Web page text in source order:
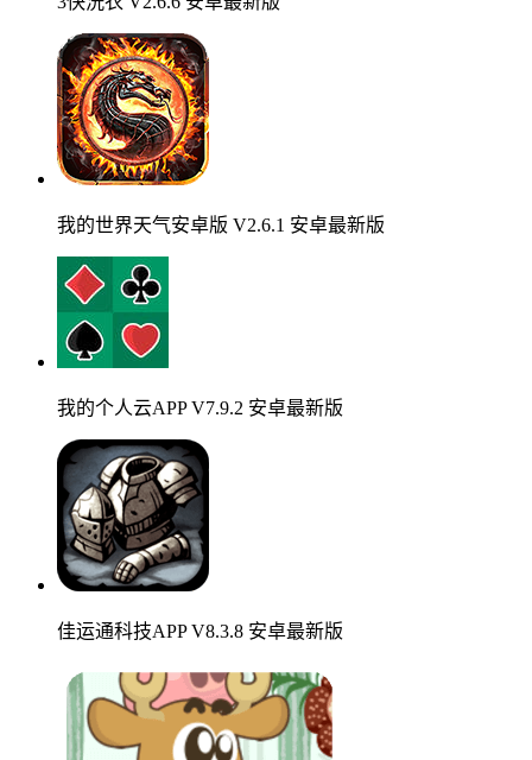
我的世界天气安卓版 V2.6.1 安卓最新版
我的个人云APP V7.9.2 安卓最新版
佳运通科技APP V8.3.8 安卓最新版